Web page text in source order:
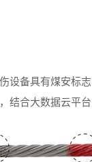
备具有煤安标志
结合大数据云平